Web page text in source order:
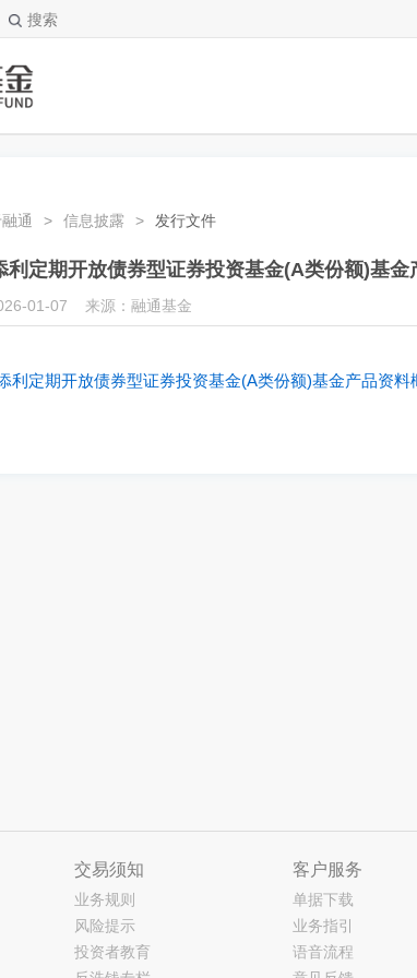
搜索
通 > 信息披露 > 发行文件
利定期开放债券型证券投资基金(A类份额)基金
01-07 来源：融通基金
利定期开放债券型证券投资基金(A类份额)基金产品资料
交易须知
业务规则
风险提示
投资者教育
客户服务
单据下载
业务指引
语音流程